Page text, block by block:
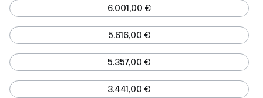
6.001,00 €
5.616,00 €
5.357,00 €
3.441,00 €